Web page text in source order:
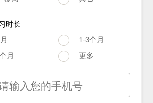
时长
1-3个月
月
更多